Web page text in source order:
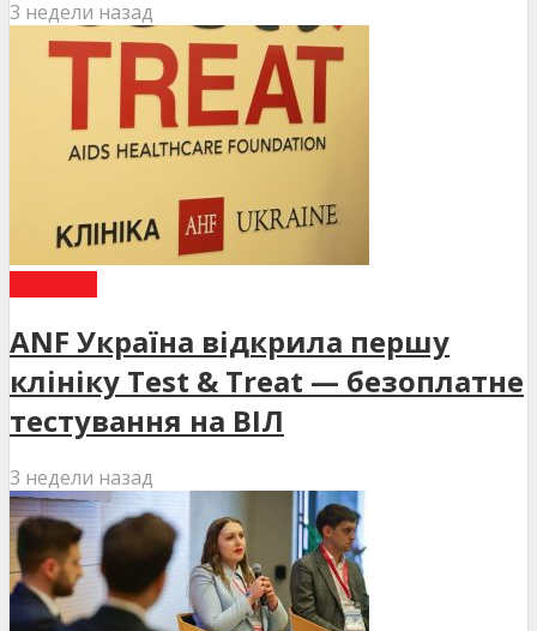
3 недели назад
ANF Україна відкрила першу
клініку Test & Treat — безоплатне
тестування на ВІЛ
3 недели назад